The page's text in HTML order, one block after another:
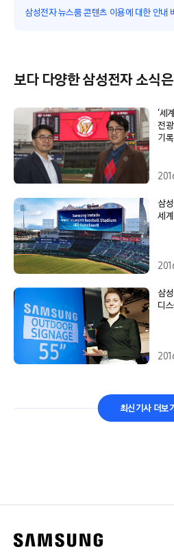
삼성전자 뉴스룸 콘텐츠 이용에 대한 안내
보다 다양한 삼성전자 소식
‘세
전
기록
삼
세
삼
디
최신기사 더보기